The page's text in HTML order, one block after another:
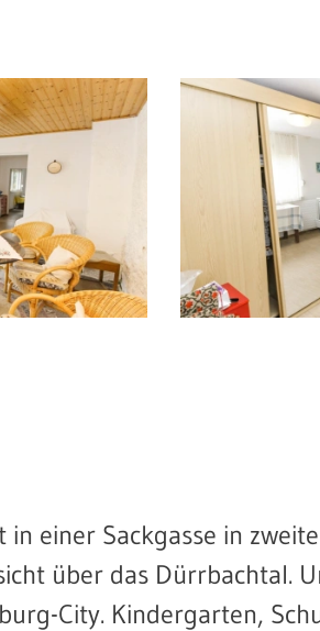
in einer Sackgasse in
über das Dürrbachtal.
City. Kindergarten,